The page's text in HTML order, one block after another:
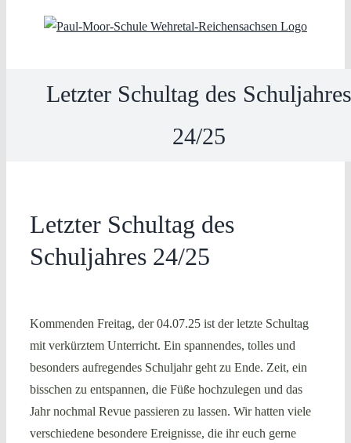
Letzter Schultag des Schuljahres
24/25
Letzter Schultag des
Schuljahres 24/25
Kommenden Freitag, der 04.07.25 ist der letzte Schultag
mit verkürztem Unterricht. Ein spannendes, tolles und
besonders aufregendes Schuljahr geht zu Ende. Zeit, ein
bisschen zu entspannen, die Füße hochzulegen und das
Jahr nochmal Revue passieren zu lassen. Wir hatten viele
verschiedene besondere Ereignisse, die ihr euch gerne